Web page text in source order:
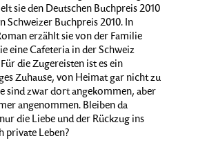
sie den Deutschen Buchpreis 2010
Schweizer Buchpreis 2010. In
erzählt sie von der Familie
eine Cafeteria in der Schweiz
die Zugereisten ist es ein
Zuhause, von Heimat gar nicht zu
sind zwar dort angekommen, aber
angenommen. Bleiben da
die Liebe und der Rückzug ins
private Leben?